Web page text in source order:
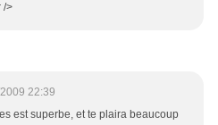
/>
22:39
est superbe, et te plaira beaucoup